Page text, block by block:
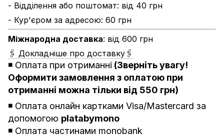
- Відділення або поштомат: від 40 грн
- Кур'єром за адресою: 60 грн
Міжнародна доставка: від 600 грн
🖇 Докладніше про доставку🖇
◾️ Оплата при отриманні (Зверніть увагу!
Оформити замовлення з оплатою при
отриманні можна тільки від 550 грн)
◾️ Оплата онлайн картками Visa/Mastercard за
допомогою platabymono
◾️ Оплата частинами monobank